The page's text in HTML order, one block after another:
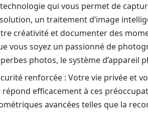
qui vous permet de
un traitement d’image
créativité et documenter des
vous soyez un passionné de
photos, le système d’appareil
renforcée : Votre vie privée et
répond efficacement à ces
avancées telles que la